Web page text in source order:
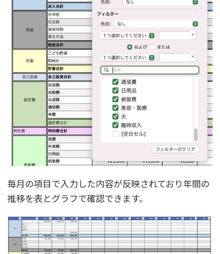
毎月の項目で入力した内容が反映されており年間の
推移を表とグラフで確認できます。